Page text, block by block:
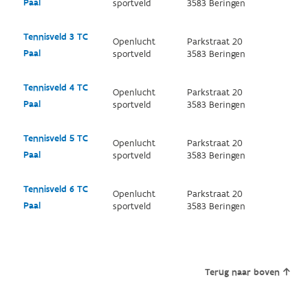
Paal
sportveld
3583 Beringen
Tennisveld 3 TC
Paal
Openlucht
sportveld
Parkstraat 20
3583 Beringen
Tennisveld 4 TC
Paal
Openlucht
sportveld
Parkstraat 20
3583 Beringen
Tennisveld 5 TC
Paal
Openlucht
sportveld
Parkstraat 20
3583 Beringen
Tennisveld 6 TC
Paal
Openlucht
sportveld
Parkstraat 20
3583 Beringen
Terug naar boven